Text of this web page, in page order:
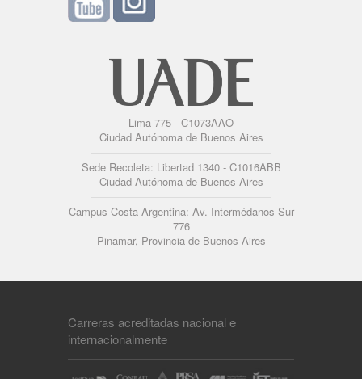
Lima 775 - C1073AAO
Ciudad Autónoma de Buenos Aires
Sede Recoleta: Libertad 1340 - C1016ABB
Ciudad Autónoma de Buenos Aires
Campus Costa Argentina: Av. Intermédanos Sur
776
Pinamar, Provincia de Buenos Aires
Carreras acreditadas nacional e
internacionalmente